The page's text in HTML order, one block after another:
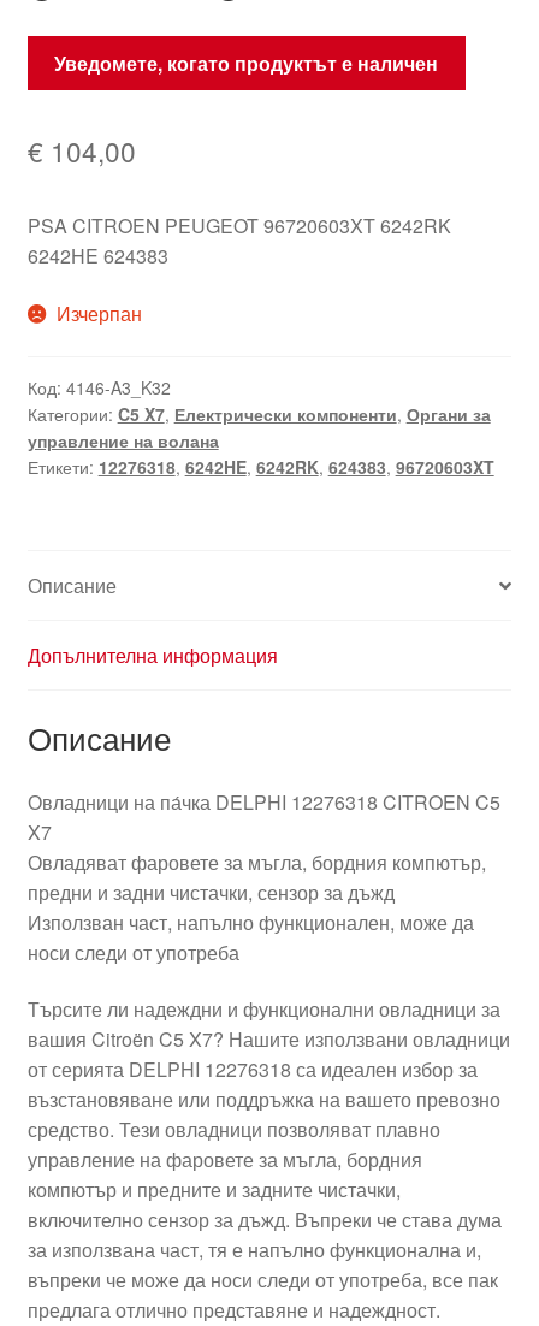
Уведомете, когато продуктът е наличен
€ 104,00
PSA CITROEN PEUGEOT 96720603XT 6242RK
6242HE 624383
Изчерпан
Код: 4146-A3_K32
Категории: C5 X7, Електрически компоненти, Органи за
управление на волана
Етикети: 12276318, 6242HE, 6242RK, 624383, 96720603XT
Описание
Допълнителна информация
Описание
Овладници на па́чка DELPHI 12276318 CITROEN C5
X7
Овладяват фаровете за мъгла, бордния компютър,
предни и задни чистачки, сензор за дъжд
Използван част, напълно функционален, може да
носи следи от употреба
Търсите ли надеждни и функционални овладници за
вашия Citroën C5 X7? Нашите използвани овладници
от серията DELPHI 12276318 са идеален избор за
възстановяване или поддръжка на вашето превозно
средство. Тези овладници позволяват плавно
управление на фаровете за мъгла, бордния
компютър и предните и задните чистачки,
включително сензор за дъжд. Въпреки че става дума
за използвана част, тя е напълно функционална и,
въпреки че може да носи следи от употреба, все пак
предлага отлично представяне и надеждност.